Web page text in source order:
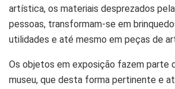
artística, os materiais desprezados
pessoas, transformam-se em
utilidades e até mesmo em peças de
Os objetos em exposição fazem parte
museu, que desta forma pertinente e